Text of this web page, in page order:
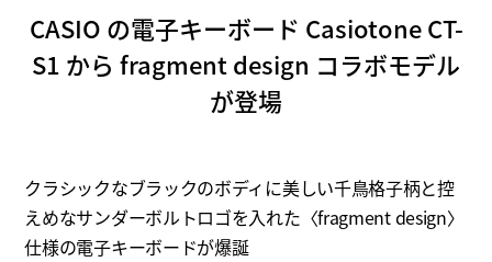
CASIO の電子キーボード Casiotone CT-
S1 から fragment design コラボモデル
が登場
クラシックなブラックのボディに美しい千鳥格子柄と控
えめなサンダーボルトロゴを入れた〈fragment design〉
仕様の電子キーボードが爆誕